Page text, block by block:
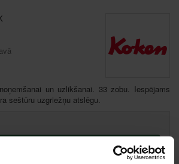
un uzlikšanai. 33 zobu. Iespējams
seštūru uzgriežņu atslēgu.